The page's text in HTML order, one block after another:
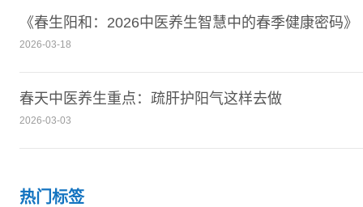
《春生阳和：2026中医养生智慧中的春季健康密码》
2026-03-18
春天中医养生重点：疏肝护阳气这样去做
2026-03-03
热门标签